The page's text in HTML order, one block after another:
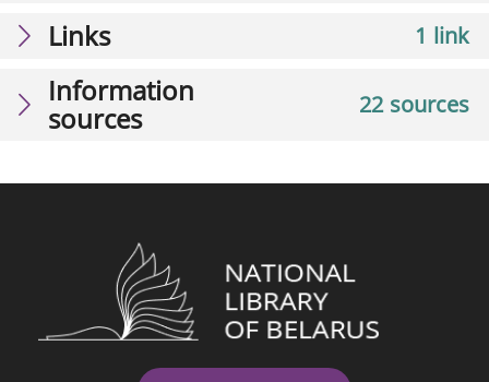
1 link
Links
22 sources
Information
sources